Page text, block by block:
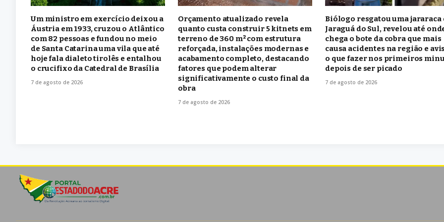
Um ministro em exercício deixou a
Áustria em 1933, cruzou o Atlântico
com 82 pessoas e fundou no meio
de Santa Catarina uma vila que até
hoje fala dialeto tirolês e entalhou
o crucifixo da Catedral de Brasília
7 de agosto de 2026
Orçamento atualizado revela
quanto custa construir 5 kitnets em
terreno de 360 m² com estrutura
reforçada, instalações modernas e
acabamento completo, destacando
fatores que podem alterar
significativamente o custo final da
obra
7 de agosto de 2026
Biólogo resgatou uma jararaca
Jaraguá do Sul, revelou até
chega o bote da cobra que mais
causa acidentes na região e
o que fazer nos primeiros
depois de ser picado
7 de agosto de 2026